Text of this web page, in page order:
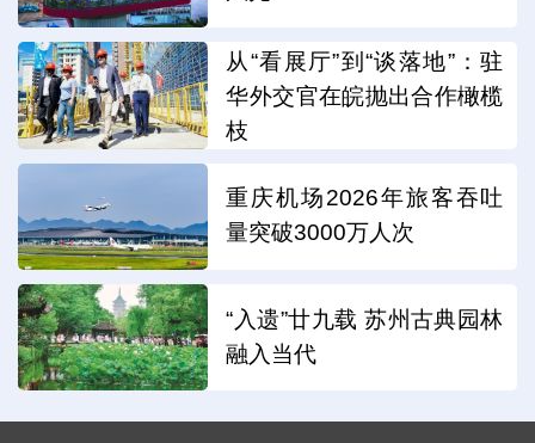
从“看展厅”到“谈落地”：驻
华外交官在皖抛出合作橄榄
枝
重庆机场2026年旅客吞吐
量突破3000万人次
“入遗”廿九载 苏州古典园林
融入当代